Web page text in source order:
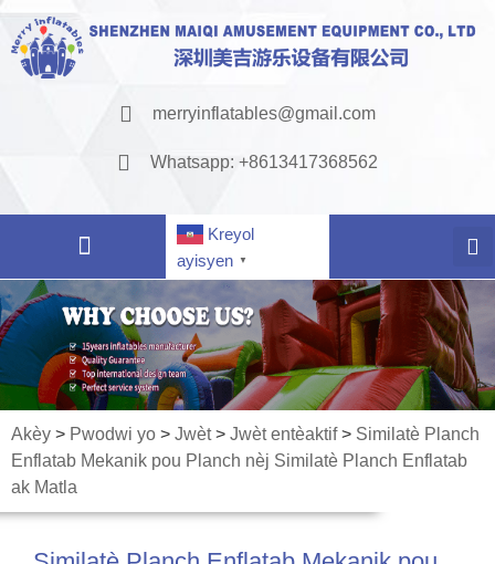
merryinflatables@gmail.com
Whatsapp: +8613417368562
Kreyol
ayisyen
▼
Akèy > Pwodwi yo > Jwèt> Jwèt entèaktif> Similatè Planch
Enflatab Mekanik pou Planch nèj Similatè Planch Enflatab
ak Matla